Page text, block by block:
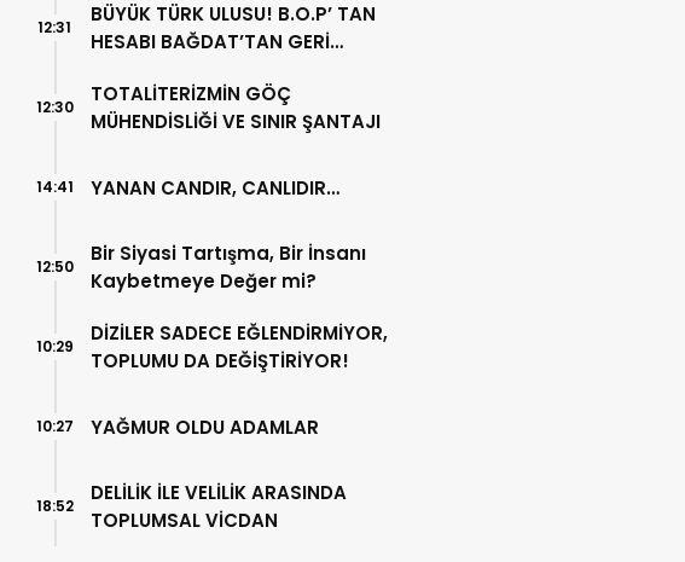
BÜYÜK TÜRK ULUSU! B.O.P’ TAN
HESABI BAĞDAT’TAN GERİ
12:31
TOTALİTERİZMİN GÖÇ
MÜHENDİSLİĞİ VE SINIR ŞANTAJI
12:30
YANAN CANDIR, CANLIDIR…
14:41
Bir Siyasi Tartışma, Bir İnsanı
Kaybetmeye Değer mi?
12:50
DİZİLER SADECE EĞLENDİRMİYOR,
TOPLUMU DA DEĞİŞTİRİYOR!
10:29
YAĞMUR OLDU ADAMLAR
10:27
DELİLİK İLE VELİLİK ARASINDA
TOPLUMSAL VİCDAN
18:52